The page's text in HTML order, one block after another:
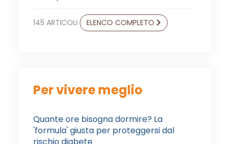
145 ARTICOLI ELENCO COMPLETO
Per vivere meglio
Quante ore bisogna dormire? La
'formula' giusta per proteggersi dal
rischio diabete